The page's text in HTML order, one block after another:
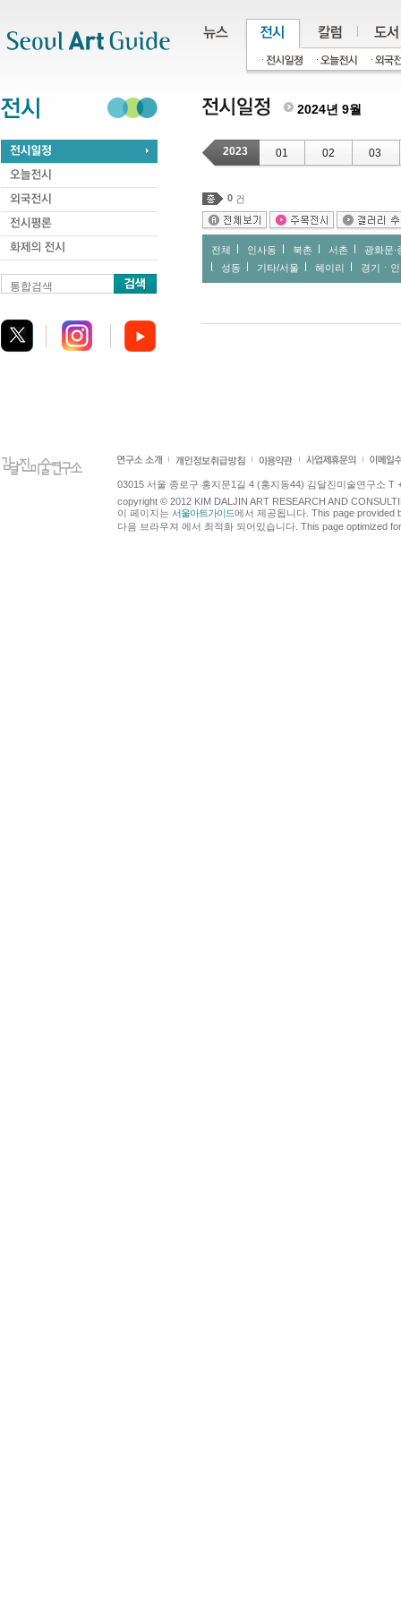
통합검색
2024년 9월
2023 01 02 03
0 건
전체 인사동 북촌 서촌
광화문∙
성동
기타/서울 헤이리 경기ㆍ
03015 서울 종로구 홍지문1길 4 (홍지동44) 김달진미술연구소 T
copyright © 2012 KIM DALJIN ART RESEARCH AND
이 페이지는 서울아트가이드에서 제공됩니다. This page provided
다음 브라우져 에서 최적화 되어있습니다. This page optimized